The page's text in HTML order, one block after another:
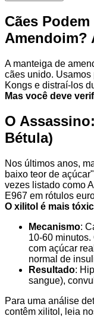
Cães
Amendoim?
A manteiga de
cães unido.
Kongs e distraí-los
Mas você deve
O
Bétula)
Nos últimos anos,
baixo teor de
vezes listado como
E967 em rótulos
O xilitol é mais
Mecanismo:
10-60 minutos.
com açúcar
normal de
Resultado:
sangue),
Para uma análise
contêm xilitol, leia